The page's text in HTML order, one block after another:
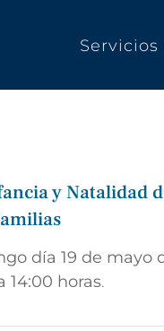
Servicios
y Natalidad
día 19 de mayo
14:00 horas.